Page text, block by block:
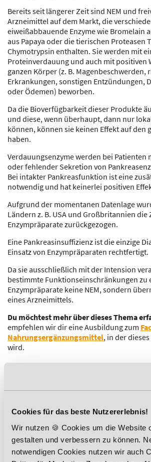
Cookies für das beste Nutzererlebnis!
Wir nutzen 🍪 Cookies um die Website
gestalten und verbessern zu können.
notwendigen Cookies nutzen wir auch
Bereits seit längerer Zeit sind NEM und
Arzneimittel auf dem Markt, die
eiweißabbauende Enzyme wie Bromelain
aus Papaya oder die tierischen Proteasen
Chymotrypsin enthalten. Sie werden mit
Proteinverdauung und auch mit positiven
ganzen Körper (z. B. Magenbeschwerden,
Erkrankungen, sonstigen Entzündungen,
oder Ödemen) beworben.
Da die Bioverfügbarkeit dieser Produkte
und diese, wenn überhaupt, dann nur
können, können sie keinen Effekt auf den
haben.
Verdauungsenzyme werden bei Patienten
oder fehlender Sekretion von
Bei intakter Pankreasfunktion ist eine
notwendig und hat keinerlei positiven
Aufgrund der momentanen Datenlage
Ländern z. B. USA und Großbritannien
Enzympräparate zurückgezogen.
Eine Pankreasinsuffizienz ist die einzige
Einsatz von Enzympräparaten rechtfertigt.
Da sie ausschließlich mit der Intension
bestimmte Funktionseinschränkungen zu
Enzympräparate keine NEM, sondern
eines Arzneimittels.
Du möchtest mehr über dieses Thema
empfehlen wir dir eine Ausbildung zum
Nahrungsergänzungsmittel, in der
wird.
Sichere dir jetzt 5%
zusätzlich auf ALLE Aus- und
Weiterbildungen!